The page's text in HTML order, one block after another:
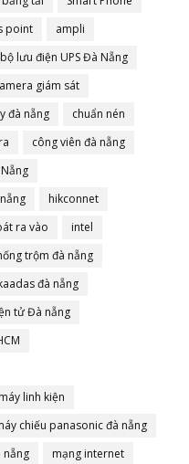
point
ampli
bộ lưu điện UPS Đà Nẵng
giám sát
đà nẵng
chuẩn nén
công viên đà nẵng
hikconnet
ra vào
intel
trộm đà nẵng
đà nẵng
tử Đà nẵng
linh kiện
chiếu panasonic đà nẵng
nẵng
mạng internet